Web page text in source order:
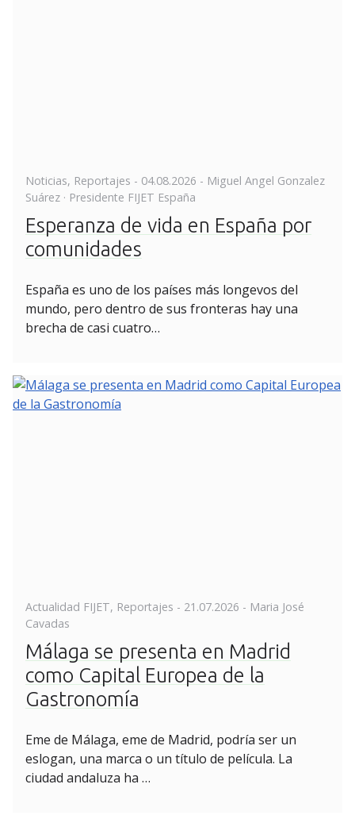
Noticias, Reportajes - Posted
on
04.08.2026 - Miguel Angel Gonzalez
Suárez · Presidente FIJET España
Esperanza de vida en España por
comunidades
España es uno de los países más longevos del
mundo, pero dentro de sus fronteras hay una
brecha de casi cuatro…
Actualidad FIJET, Reportajes - Posted
21.07.2026 - Maria José
Cavadas
Málaga se presenta en Madrid
como Capital Europea de la
Gastronomía
Eme de Málaga, eme de Madrid, podría ser un
eslogan, una marca o un título de película. La
ciudad andaluza ha …